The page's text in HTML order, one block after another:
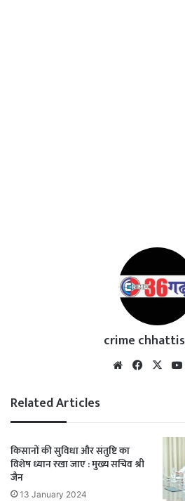
crime
Website X
Related Articles
किसानों की सुविधा और संतुष्टि का
विशेष ध्यान रखा जाए : मुख्य सचिव श्री
जैन
13 January 2024